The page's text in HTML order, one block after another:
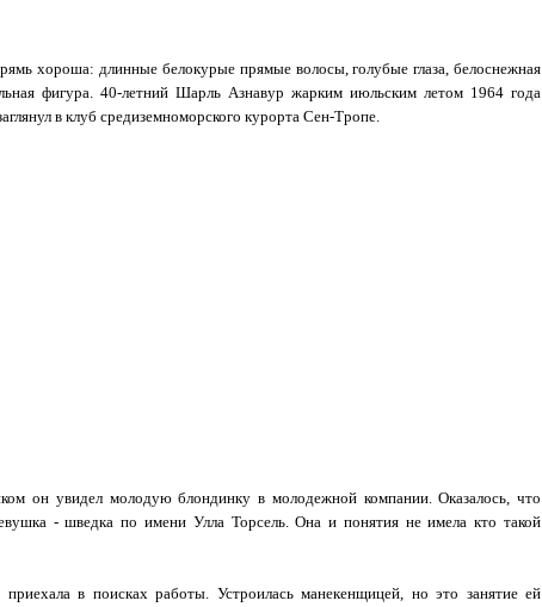
хороша: длинные белокурые прямые волосы, голубые глаза, белоснежная
фигура. 40-летний Шарль Азнавур жарким июльским летом 1964 года
в клуб средиземноморского курорта Сен-Тропе.
он увидел молодую блондинку в молодежной компании. Оказалось, что
- шведка по имени Улла Торсель. Она и понятия не имела кто такой
в поисках работы. Устроилась манекенщицей, но это занятие ей